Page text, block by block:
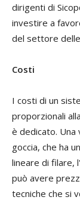
dirigenti di
investire a
del settore
Costi
I costi di un
proporzionali
è dedicato. Una
goccia, che ha
lineare di filare,
può avere
tecniche che si